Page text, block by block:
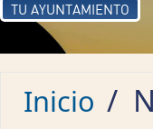
TU AYUNTAMIENTO
Inicio /